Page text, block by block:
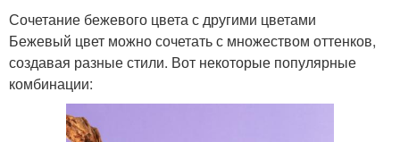
Сочетание бежевого цвета с другими цветами
Бежевый цвет можно сочетать с множеством оттенков,
создавая разные стили. Вот некоторые популярные
комбинации: